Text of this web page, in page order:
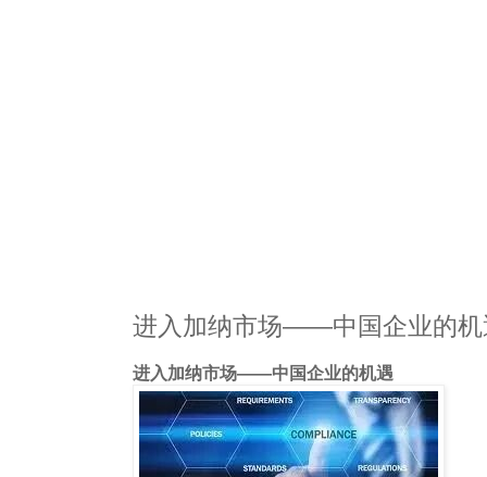
进入加纳市场——中国企业的机
进入加纳市场——中国企业的机遇